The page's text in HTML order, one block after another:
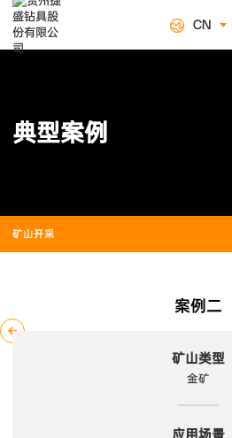
CN
典型案例
矿山开采
案例二
矿山类型
金矿
应用场景